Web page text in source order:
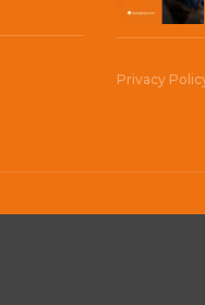
Privacy